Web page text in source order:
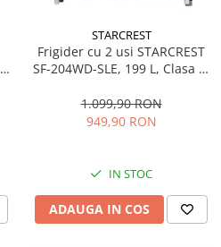
STARCREST
Frigider cu 2 usi STARCREST
SF-204WD-SLE, 199 L, Clasa E,
Termostat Ajustabil, Usi
reversibile, H 143 cm, Argintiu
1.099,90 RON
949,90 RON
IN STOC
ADAUGA IN COS